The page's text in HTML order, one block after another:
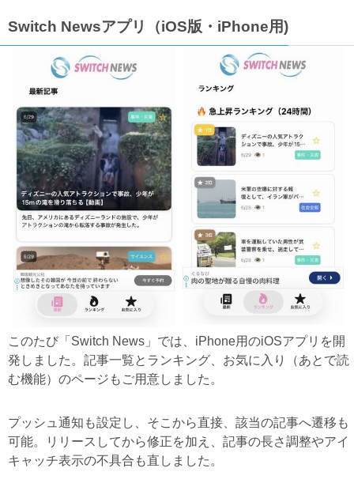
Switch Newsアプリ（iOS版・iPhone用)
このたび「Switch News」では、iPhone用のiOSアプリを開
発しました。記事一覧とランキング、お気に入り（あとで読
む機能）のページもご用意しました。
プッシュ通知も設定し、そこから直接、該当の記事へ遷移も
可能。リリースしてから修正を加え、記事の長さ調整やアイ
キャッチ表示の不具合も直しました。